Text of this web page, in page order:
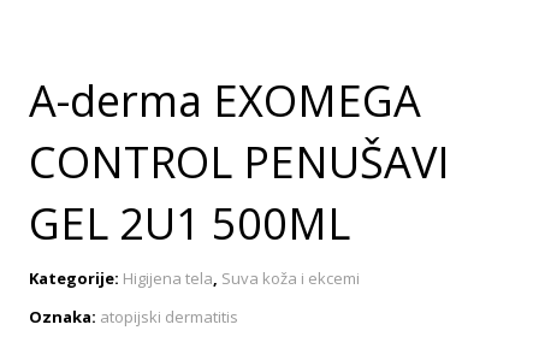
A-derma EXOMEGA
CONTROL PENUŠAVI
GEL 2U1 500ML
Kategorije: Higijena tela, Suva koža i ekcemi
Oznaka: atopijski dermatitis